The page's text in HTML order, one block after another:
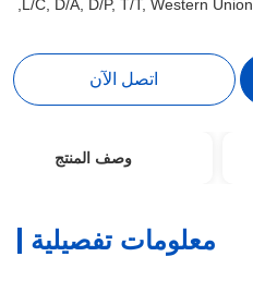
L/C, D/A, D/P, T/T, Western Union,
اتصل الآن
وصف المنتج
معلومات تفصيلية